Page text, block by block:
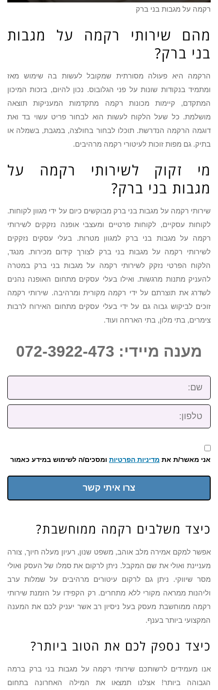
רקמה על מגבות בני ברק
מהם שירותי רקמה על מגבות
בני ברק?
הרקמה היא פעולה מסורתית שמקובל לעשות בה שימוש מאז
ומתמיד בנקודות שונות על פני הגלובוס. נכון להיום, בזכות המיכון
המתקדם, קיימות מכונות רקמה מתקדמות המעניקות תוצאה
מושלמת. כל שעל הלקוח לעשות הוא לבחור פריט עשוי בד ואת
דוגמה הרקמה הנדרשת. תוכלו לבחור בחולצה, במגבת, בשמלה או
בתיק. גם מפות זוכות לעיטורי רקמה מרהיבים.
מי זקוק לשירותי רקמה על
מגבות בני ברק?
שירותי רקמה על מגבות בני ברק מבוקשים כיום על ידי מגוון לקוחות.
לקוחות עסקיים, לקוחות פרטיים ומעצבי אופנה נזקקים לשירותי
רקמה על מגבות בני ברק למגוון מטרות. בעלי עסקים נזקקים
לשירותי רקמה על מגבות בני ברק לצורך קידום מכירות. מנגד,
הלקוח הפרטי נזקק לשירותי רקמה על מגבות בני ברק במטרה
להעניק מתנות מרגשות. ואילו בעלי עסקים מתחום האופנה נהנים
לשדרג את תוצרתם על ידי רקמה מקורית ומרהיבה. שירותי רקמה
זוכים לביקוש גבוה גם על ידי בעלי עסקים מתחום האירוח לרבות
צימרים, בתי מלון, בתי הארחה ועוד.
מענה מיידי: 072-3922-473
שם:
טלפון:
אני מאשר/ת את מדיניות הפרטיות ומסכים/ה לשימוש במידע כאמור
צרו איתי קשר
כיצד משלבים רקמה ממוחשבת?
אפשר למקם אמירה מלב אוהב, משפט שנון, רעיון מעלה חיוך, צורה
מעניינת ואולי את שם המקבל. ניתן לרקום את סמלו של העסק ואולי
מסר שיווקי. ניתן גם לרקום עיטורים מרהיבים על שמלות ערב
וליהנות ממראה מקורי ללא מתחרים. רק הקפידו על הזמנת שירותי
רקמה ממוחשבת מעסק בעל ניסיון רב אשר יעניק לכם את המענה
המקצועי ביותר בענף.
כיצד נספק לכם את הטוב ביותר?
אנו מעמידים לרשותכם שירותי רקמה על מגבות בני ברק ברמה
הגבוהה ביותר! אצלנו תמצאו את המילה האחרונה בתחום